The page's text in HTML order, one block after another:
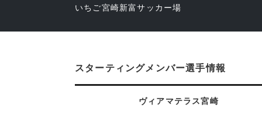
いちご宮崎新富サッカー場
スターティングメンバー選手情報
ヴィアマテラス宮崎